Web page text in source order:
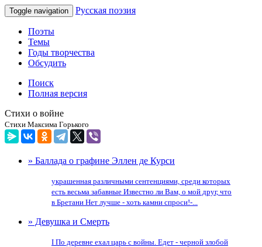
Toggle navigation Русская поэзия
Поэты
Темы
Годы творчества
Обсудить
Поиск
Полная версия
Стихи о войне
Стихи Максима Горького
» Баллада о графине Эллен де Курси
украшенная различными сентенциями, среди которых
есть весьма забавные Известно ли Вам, о мой друг, что
в Бретани Нет лучше - хоть камни спроси!-...
» Девушка и Смерть
I По деревне ехал царь с войны. Едет - черной злобой